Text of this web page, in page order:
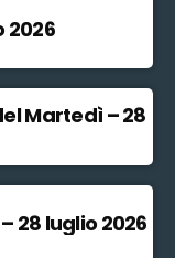
2026
Martedì – 28
28 luglio 2026